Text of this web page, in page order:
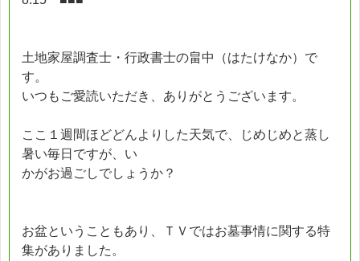
土地家屋調査士・行政書士の畠中（はたけなか）で
す。
いつもご愛読いただき、ありがとうございます。
ここ１週間ほどどんよりした天気で、じめじめと蒸し
暑い毎日ですが、い
かがお過ごしでしょうか？
お盆ということもあり、ＴＶではお墓事情に関する特
集がありました。